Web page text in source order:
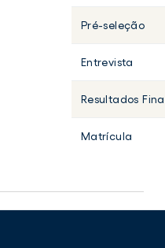
Pré-seleção
Entrevista
Resultados
Matrícula